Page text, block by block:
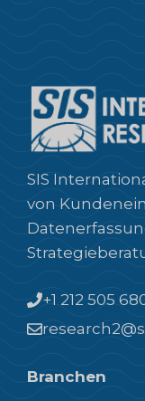
SIS
von
+1 212 505
Branchen